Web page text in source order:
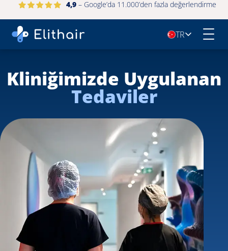
4,9 – Google’da 11.000’den fazla değerlendirme
🇹🇷TR
Kliniğimizde Uygulanan
Tedaviler